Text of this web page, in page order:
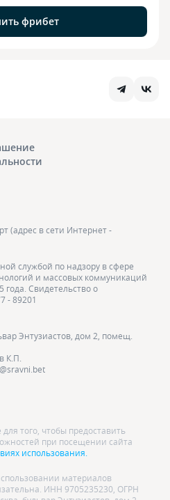
фрибет
(адрес в сети Интернет -
службой по надзору в сфере
и массовых коммуникаций
года. Свидетельство о
- 89201
Энтузиастов, дом 2, помещ.
К.П.
того, чтобы предоставить
при посещении сайта
использования.
материалов
ИНН 9705235230, ОГРН